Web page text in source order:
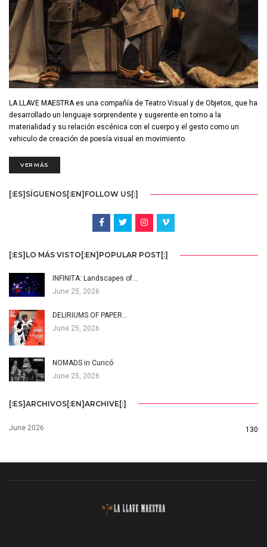
LA LLAVE MAESTRA es una compañía de Teatro Visual y de Objetos, que ha
desarrollado un lenguaje sorprendente y sugerente en torno a la
materialidad y su relación escénica con el cuerpo y el gesto como un
vehiculo de creación de poesía visual en movimiento.
VER MÁS
[:ES]SÍGUENOS[:EN]FOLLOW US[:]
[:ES]LO MÁS VISTO[:EN]POPULAR POST[:]
INFINITA: Landscapes of…
June 25, 2026
DELIRIUMS OF PAPER…
June 25, 2026
NOMADS in Curicó
June 25, 2026
[:ES]ARCHIVOS[:EN]ARCHIVE[:]
June 2026 130